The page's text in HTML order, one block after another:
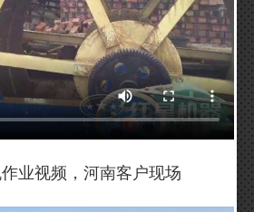
业视频，河南客户现场